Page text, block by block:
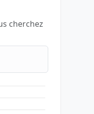
cherchez